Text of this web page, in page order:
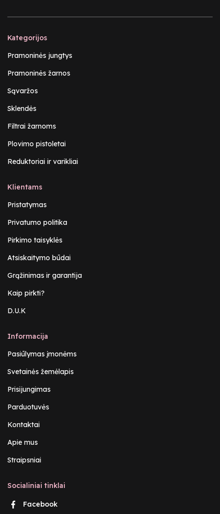
Kategorijos
Pramoninės jungtys
Pramoninės žarnos
Sąvaržos
Sklendės
Filtrai žarnoms
Plovimo pistoletai
Reduktoriai ir varikliai
Klientams
Pristatymas
Privatumo politika
Pirkimo taisyklės
Atsiskaitymo būdai
Grąžinimas ir garantija
Kaip pirkti?
D.U.K
Informacija
Pasiūlymas įmonėms
Svetainės žemėlapis
Prisijungimas
Parduotuvės
Kontaktai
Apie mus
Straipsniai
Socialiniai tinklai
Facebook